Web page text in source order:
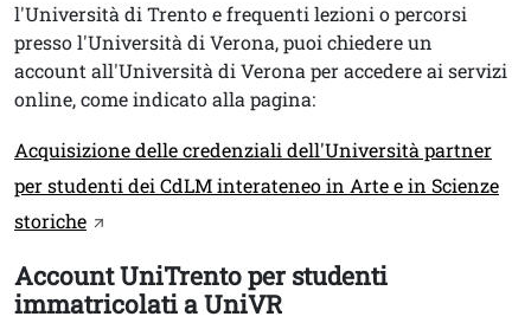
l'Università di Trento e frequenti lezioni o percorsi
presso l'Università di Verona, puoi chiedere un
account all'Università di Verona per accedere ai servizi
online, come indicato alla pagina:
Link
Acquisizione delle credenziali dell'Università partner
per studenti dei CdLM interateneo in Arte e in Scienze
storiche
Titolo
Account UniTrento per studenti
immatricolati a UniVR